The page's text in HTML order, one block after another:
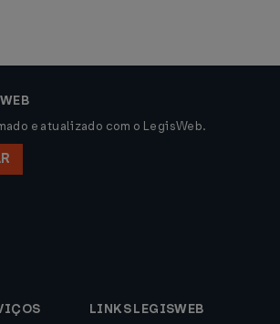
e atualizado com o LegisWeb.
LINKS LEGISWEB